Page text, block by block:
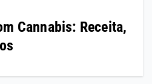
Cannabis: Receita,